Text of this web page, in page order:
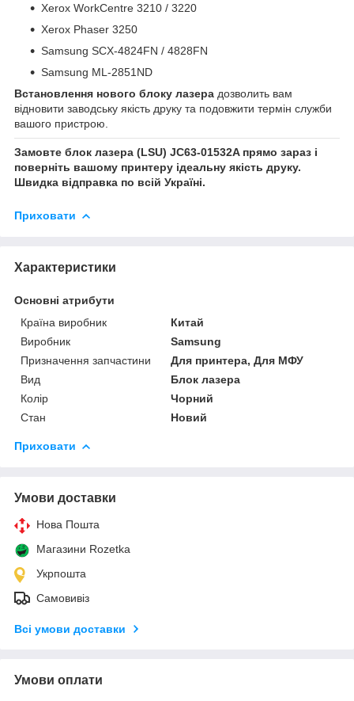
Xerox WorkCentre 3210 / 3220
Xerox Phaser 3250
Samsung SCX-4824FN / 4828FN
Samsung ML-2851ND
Встановлення нового блоку лазера дозволить вам
відновити заводську якість друку та подовжити термін служби
вашого пристрою.
Замовте блок лазера (LSU) JC63-01532A прямо зараз і
поверніть вашому принтеру ідеальну якість друку.
Швидка відправка по всій Україні.
Приховати
Характеристики
Основні атрибути
Країна виробник
Китай
Виробник
Samsung
Призначення запчастини
Для принтера, Для МФУ
Вид
Блок лазера
Колір
Чорний
Стан
Новий
Приховати
Умови доставки
Нова Пошта
Магазини Rozetka
Укрпошта
Самовивіз
Всі умови доставки
Умови оплати